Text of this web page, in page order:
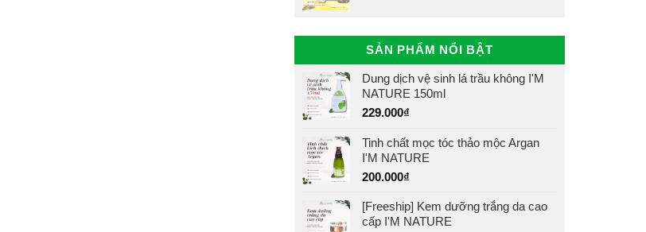
SẢN PHẨM NỔI BẬT
Dung dịch vệ sinh lá trầu không I'M
NATURE 150ml
229.000₫
Tinh chất mọc tóc thảo mộc Argan
I'M NATURE
200.000₫
[Freeship] Kem dưỡng trắng da cao
cấp I'M NATURE